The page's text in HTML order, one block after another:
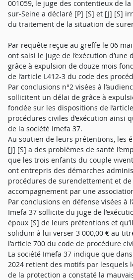
001059, le juge des contentieux de la
sur-Seine a déclaré [P] [S] et [J] [S]
du traitement de la situation de
Par requête reçue au greffe le 06
ont saisi le juge de l’exécution
grâce à expulsion de douze mois
de l’article L412-3 du code des
Par conclusions n°2 visées à
sollicitent un délai de grâce à
fondée sur les dispositions de
procédures civiles d’exécution ainsi
de la société Imefa 37.
Au soutien de leurs prétentions, les
[J] [S] a des problèmes de santé
que les trois enfants du couple
ont entrepris des démarches
procédures de surendettement et
accompagnement par une
Par conclusions en défense visées à
Imefa 37 sollicite du juge de
époux [S] de leurs prétentions et
solidum à lui verser 3 000,00 € au
l’article 700 du code de procédure
La société Imefa 37 indique que
2024 retient des motifs par lesquels
de la protection a constaté la